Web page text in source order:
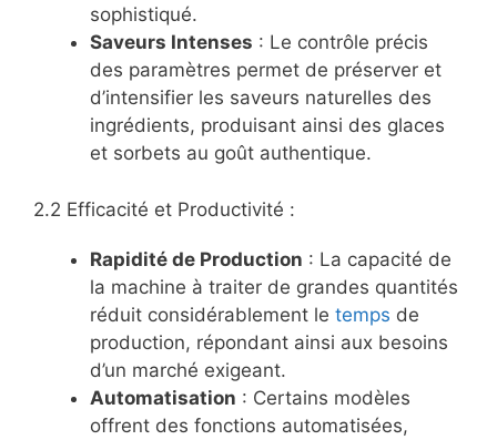
sophistiqué.
Saveurs Intenses : Le contrôle précis
des paramètres permet de préserver et
d’intensifier les saveurs naturelles des
ingrédients, produisant ainsi des glaces
et sorbets au goût authentique.
2.2 Efficacité et Productivité :
Rapidité de Production : La capacité de
la machine à traiter de grandes quantités
réduit considérablement le temps de
production, répondant ainsi aux besoins
d’un marché exigeant.
Automatisation : Certains modèles
offrent des fonctions automatisées,